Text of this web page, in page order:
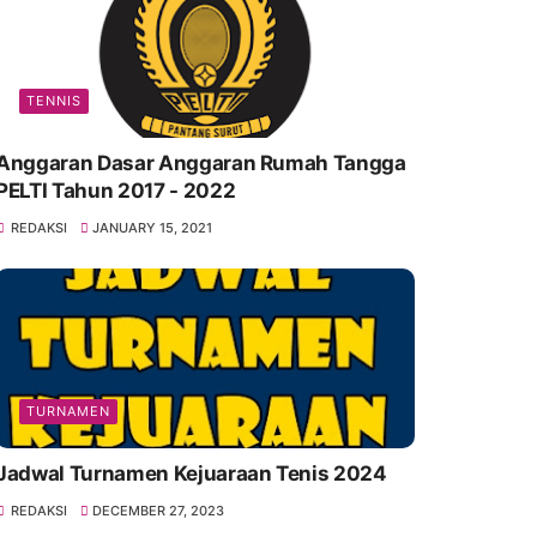
TENNIS
Dasar Anggaran Rumah Tangga
Tahun 2017 - 2022
REDAKSI JANUARY 15, 2021
TURNAMEN
Turnamen Kejuaraan Tenis 2024
REDAKSI DECEMBER 27, 2023